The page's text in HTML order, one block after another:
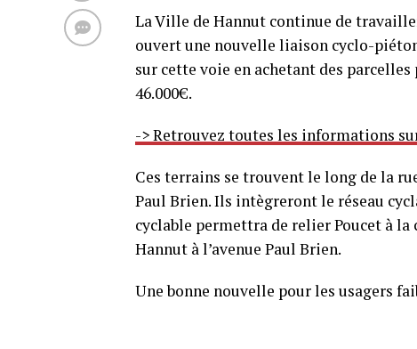
La Ville de Hannut continue de
ouvert une nouvelle liaison cyclo-
sur cette voie en achetant des
46.000€.
-> Retrouvez toutes les informations
Ces terrains se trouvent le long de la
Paul Brien. Ils intègreront le réseau
cyclable permettra de relier Poucet à
Hannut à l’avenue Paul Brien.
Une bonne nouvelle pour les usagers